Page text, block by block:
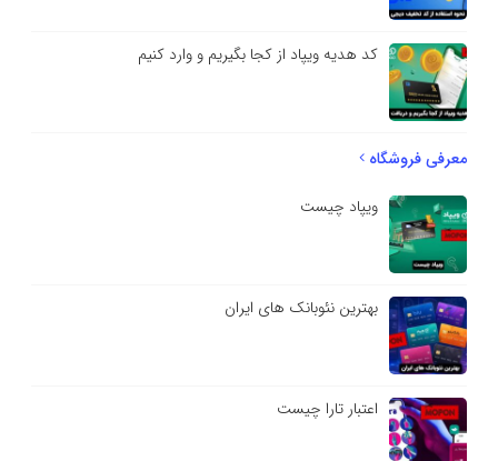
کد هدیه ویپاد از کجا بگیریم و وارد کنیم
معرفی فروشگاه
ویپاد چیست
بهترین نئوبانک های ایران
اعتبار تارا چیست